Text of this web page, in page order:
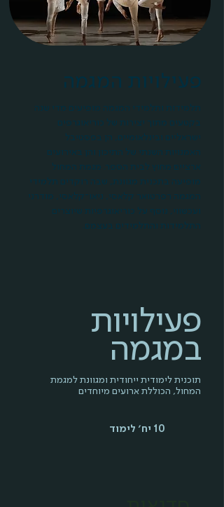
פעילויות המגמה
תלמידות ותלמידי המגמה מופיעים מדי שנה
בקטעים מתוך יצירות של כוריאוגרפים
ישראליים ובינלאומיים, הן בפסטיבל
האמנויות השנתי של התיכון והן באירועים
ארציים מחוץ לבית הספר. מגמת המחול
מופיעה בתכנית מגוונת, שבה רוקדים תלמידי
המגמה רפרטואר קלאסי, ניאו־קלאסי, מודרני
ועכשווי, נוסף על כוריאוגרפיות שיוצרים
התלמידות והתלמידים בעצמם.
פעילויות
במגמה
תוכנית לימודית ייחודית ומגוונת למגמת
המחול, הכוללת ארועים מיוחדים
10 יח׳ לימוד